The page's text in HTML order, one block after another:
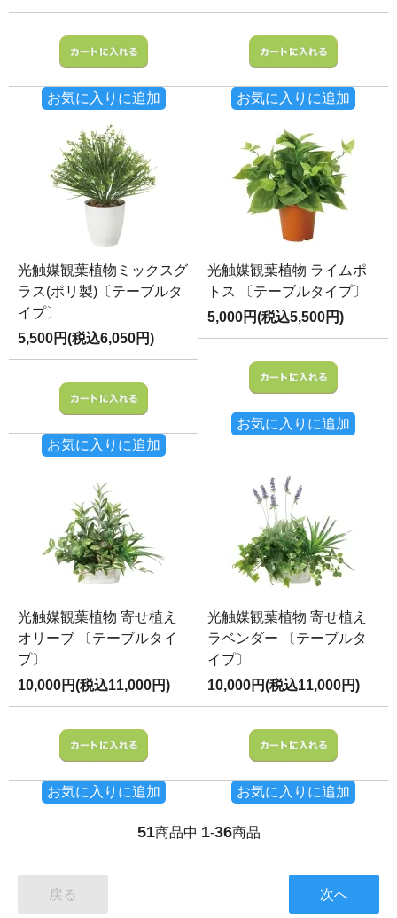
お気に入りに追加 お気に入りに追加
光触媒観葉植物ミックスグ
ラス(ポリ製)〔テーブルタ
イプ〕
5,500円(税込6,050円)
お気に入りに追加
光触媒観葉植物 ライムポ
トス 〔テーブルタイプ〕
5,000円(税込5,500円)
お気に入りに追加
光触媒観葉植物 寄せ植え
オリーブ 〔テーブルタイ
プ〕
10,000円(税込11,000円)
お気に入りに追加
光触媒観葉植物 寄せ植え
ラベンダー 〔テーブルタ
イプ〕
10,000円(税込11,000円)
お気に入りに追加
51商品中 1-36商品
戻る 次へ